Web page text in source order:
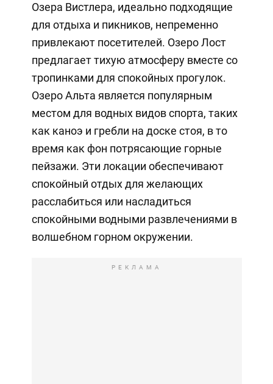
Озера Вистлера, идеально подходящие
для отдыха и пикников, непременно
привлекают посетителей. Озеро Лост
предлагает тихую атмосферу вместе со
тропинками для спокойных прогулок.
Озеро Альта является популярным
местом для водных видов спорта, таких
как каноэ и гребли на доске стоя, в то
время как фон потрясающие горные
пейзажи. Эти локации обеспечивают
спокойный отдых для желающих
расслабиться или насладиться
спокойными водными развлечениями в
волшебном горном окружении.
РЕКЛАМА